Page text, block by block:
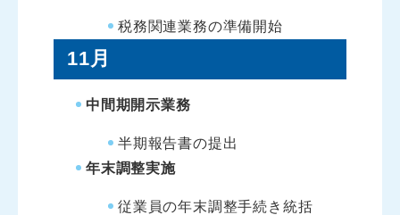
税務関連業務の準備開始
11月
中間期開示業務
半期報告書の提出
年末調整実施
従業員の年末調整手続き統括